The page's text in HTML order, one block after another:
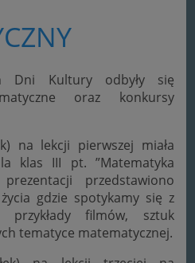
Dni Kultury odbyły się
oraz konkursy
na lekcji pierwszej miała
klas III pt. ”Matematyka
przedstawiono
gdzie spotykamy się z
przykłady filmów, sztuk
tematyce matematycznej.